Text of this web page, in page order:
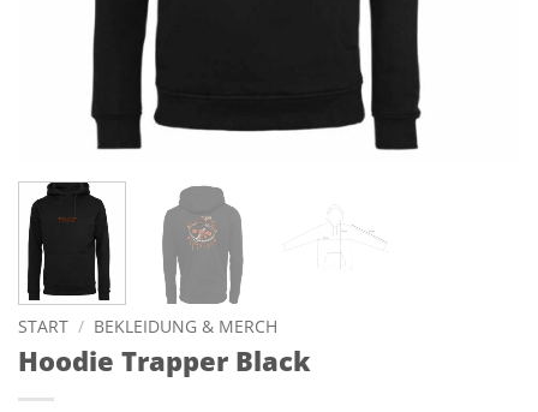
START / BEKLEIDUNG & MERCH
Hoodie Trapper Black